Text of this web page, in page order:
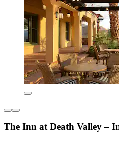
The Inn at Death Valley –